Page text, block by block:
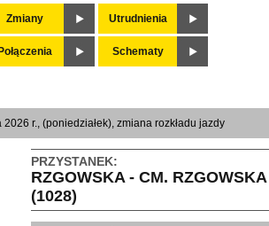
Zmiany Utrudnienia
Połączenia Schematy
r., (poniedziałek), zmiana rozkładu jazdy
PRZYSTANEK:
RZGOWSKA - CM. RZGOWSKA
(1028)